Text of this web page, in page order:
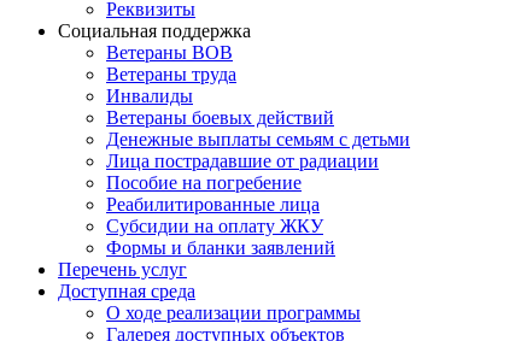
Реквизиты
Социальная поддержка
Ветераны ВОВ
Ветераны труда
Инвалиды
Ветераны боевых действий
Денежные выплаты семьям с детьми
Лица пострадавшие от радиации
Пособие на погребение
Реабилитированные лица
Субсидии на оплату ЖКУ
Формы и бланки заявлений
Перечень услуг
Доступная среда
О ходе реализации программы
Галерея доступных объектов